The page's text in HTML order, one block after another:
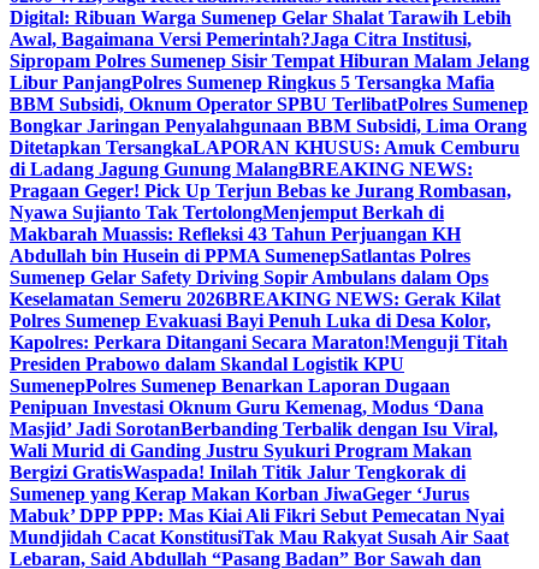
Digital: Ribuan Warga Sumenep Gelar Shalat Tarawih Lebih
Awal, Bagaimana Versi Pemerintah?Jaga Citra Institusi,
Sipropam Polres Sumenep Sisir Tempat Hiburan Malam Jelang
Libur PanjangPolres Sumenep Ringkus 5 Tersangka Mafia
BBM Subsidi, Oknum Operator SPBU TerlibatPolres Sumenep
Bongkar Jaringan Penyalahgunaan BBM Subsidi, Lima Orang
Ditetapkan TersangkaLAPORAN KHUSUS: Amuk Cemburu
di Ladang Jagung Gunung MalangBREAKING NEWS:
Pragaan Geger! Pick Up Terjun Bebas ke Jurang Rombasan,
Nyawa Sujianto Tak TertolongMenjemput Berkah di
Makbarah Muassis: Refleksi 43 Tahun Perjuangan KH
Abdullah bin Husein di PPMA SumenepSatlantas Polres
Sumenep Gelar Safety Driving Sopir Ambulans dalam Ops
Keselamatan Semeru 2026BREAKING NEWS: Gerak Kilat
Polres Sumenep Evakuasi Bayi Penuh Luka di Desa Kolor,
Kapolres: Perkara Ditangani Secara Maraton!Menguji Titah
Presiden Prabowo dalam Skandal Logistik KPU
SumenepPolres Sumenep Benarkan Laporan Dugaan
Penipuan Investasi Oknum Guru Kemenag, Modus ‘Dana
Masjid’ Jadi SorotanBerbanding Terbalik dengan Isu Viral,
Wali Murid di Ganding Justru Syukuri Program Makan
Bergizi GratisWaspada! Inilah Titik Jalur Tengkorak di
Sumenep yang Kerap Makan Korban JiwaGeger ‘Jurus
Mabuk’ DPP PPP: Mas Kiai Ali Fikri Sebut Pemecatan Nyai
Mundjidah Cacat KonstitusiTak Mau Rakyat Susah Air Saat
Lebaran, Said Abdullah “Pasang Badan” Bor Sawah dan